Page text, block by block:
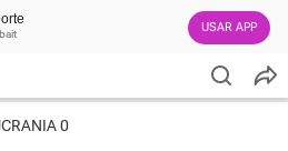
USAR APP
0